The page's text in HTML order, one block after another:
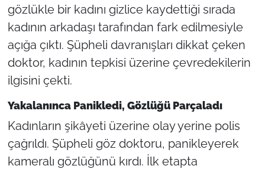
gözlükle bir kadını gizlice kaydettiği sırada
kadının arkadaşı tarafından fark edilmesiyle
açığa çıktı. Şüpheli davranışları dikkat çeken
doktor, kadının tepkisi üzerine çevredekilerin
ilgisini çekti.
Yakalanınca Panikledi, Gözlüğü Parçaladı
Kadınların şikâyeti üzerine olay yerine polis
çağrıldı. Şüpheli göz doktoru, panikleyerek
kameralı gözlüğünü kırdı. İlk etapta